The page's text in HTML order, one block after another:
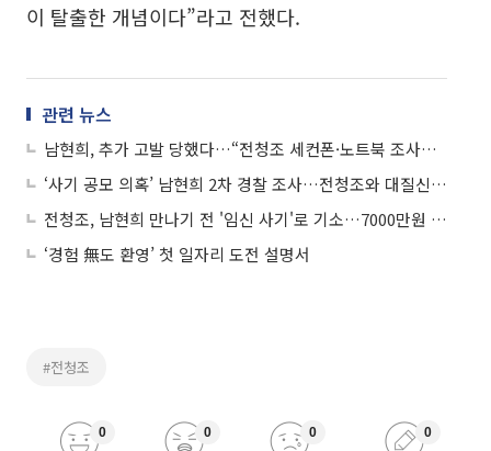
이 탈출한 개념이다”라고 전했다.
관련 뉴스
남현희, 추가 고발 당했다…“전청조 세컨폰·노트북 조사해야”
‘사기 공모 의혹’ 남현희 2차 경찰 조사…전청조와 대질신문 예정
전청조, 남현희 만나기 전 '임신 사기'로 기소…7000만원 갈취 혐의
‘경험 無도 환영’ 첫 일자리 도전 설명서
#전청조
0 0 0 0